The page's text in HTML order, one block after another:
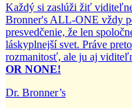
Každý si zaslúži žiť
Bronner's ALL-ONE vždy
presvedčenie, že len
láskyplnejší svet. Práve
rozmanitosť, ale ju aj
OR NONE!
Dr. Bronner’s